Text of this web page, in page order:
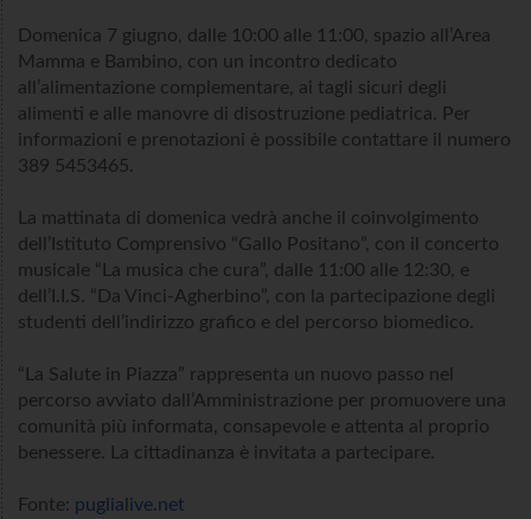
Domenica 7 giugno, dalle 10:00 alle 11:00, spazio all’Area
Mamma e Bambino, con un incontro dedicato
all’alimentazione complementare, ai tagli sicuri degli
alimenti e alle manovre di disostruzione pediatrica. Per
informazioni e prenotazioni è possibile contattare il numero
389 5453465.
La mattinata di domenica vedrà anche il coinvolgimento
dell’Istituto Comprensivo “Gallo Positano”, con il concerto
musicale “La musica che cura”, dalle 11:00 alle 12:30, e
dell’I.I.S. “Da Vinci-Agherbino”, con la partecipazione degli
studenti dell’indirizzo grafico e del percorso biomedico.
“La Salute in Piazza” rappresenta un nuovo passo nel
percorso avviato dall’Amministrazione per promuovere una
comunità più informata, consapevole e attenta al proprio
benessere. La cittadinanza è invitata a partecipare.
Fonte: puglialive.net